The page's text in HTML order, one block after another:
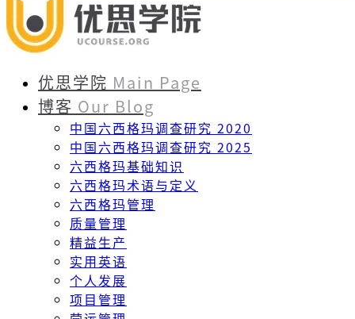
优思学院 Main Page
博客 Our Blog
中国六西格玛调查研究 2020
中国六西格玛调查研究 2025
六西格玛基础知识
六西格玛术语与定义
六西格玛管理
质量管理
精益生产
实用英语
个人发展
项目管理